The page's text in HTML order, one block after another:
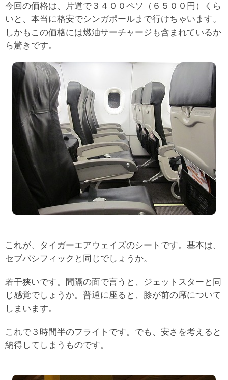
今回の価格は、片道で３４００ペソ（６５００円）くら
いと、本当に格安でシンガポールまで行けちゃいます。
しかもこの価格には燃油サーチャージも含まれているか
ら驚きです。
これが、タイガーエアウェイズのシートです。基本は、
セブパシフィックと同じでしょうか。
若干狭いです。間隔の面で言うと、ジェットスターと同
じ感覚でしょうか。普通に座ると、膝が前の席について
しまいます。
これで３時間半のフライトです。でも、安さを考えると
納得してしまうものです。